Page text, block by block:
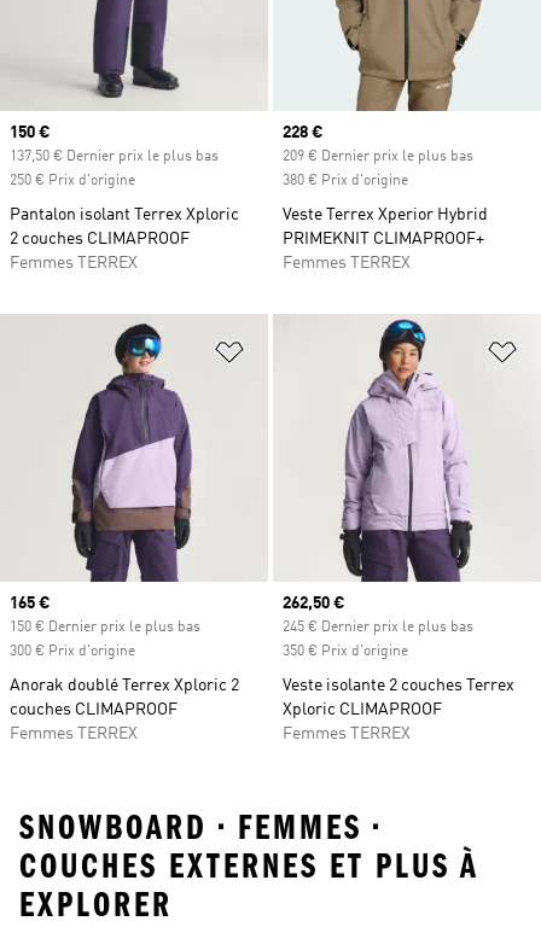
Prix actuel
150 €
137,50 € Dernier prix le plus bas
250 € Prix d'origine
Pantalon isolant Terrex Xploric
2 couches CLIMAPROOF
Femmes TERREX
Prix actuel
228 €
209 € Dernier prix le plus bas
380 € Prix d'origine
Veste Terrex Xperior Hybrid
PRIMEKNIT CLIMAPROOF+
Femmes TERREX
Ajouter à la Liste de produits
Prix actuel
165 €
150 € Dernier prix le plus bas
300 € Prix d'origine
Anorak doublé Terrex Xploric 2
couches CLIMAPROOF
Femmes TERREX
Prix actuel
262,50 €
245 € Dernier prix le plus bas
350 € Prix d'origine
Veste isolante 2 couches Terrex
Xploric CLIMAPROOF
Femmes TERREX
SNOWBOARD • FEMMES •
COUCHES EXTERNES ET PLUS À
EXPLORER